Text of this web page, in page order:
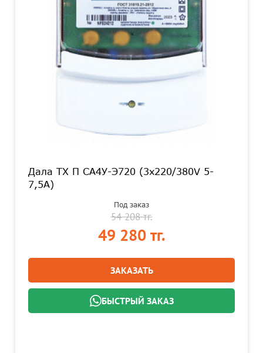
Дала TX П СА4У-Э720 (3x220/380V 5-
7,5A)
Под заказ
54 208 тг.
49 280 тг.
ЗАКАЗАТЬ
БЫСТРЫЙ ЗАКАЗ